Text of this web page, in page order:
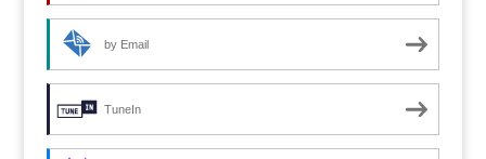
by Email
TuneIn